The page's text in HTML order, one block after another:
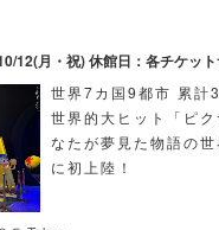
世界7カ国9都市 累計
世界的大ヒット「ピ
なたが夢見た物語の
に初上陸！